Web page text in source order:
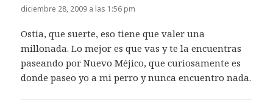
diciembre 28, 2009 a las 1:56 pm
Ostia, que suerte, eso tiene que valer una
millonada. Lo mejor es que vas y te la encuentras
paseando por Nuevo Méjico, que curiosamente es
donde paseo yo a mi perro y nunca encuentro nada.